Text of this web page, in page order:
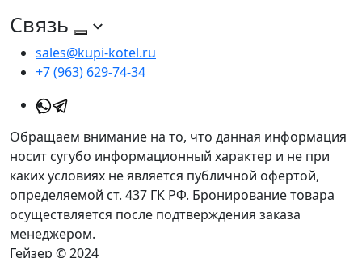
Связь
sales@kupi-kotel.ru
+7 (963) 629-74-34
Обращаем внимание на то, что данная информация
носит сугубо информационный характер и не при
каких условиях не является публичной офертой,
определяемой ст. 437 ГК РФ. Бронирование товара
осуществляется после подтверждения заказа
менеджером.
Гейзер © 2024